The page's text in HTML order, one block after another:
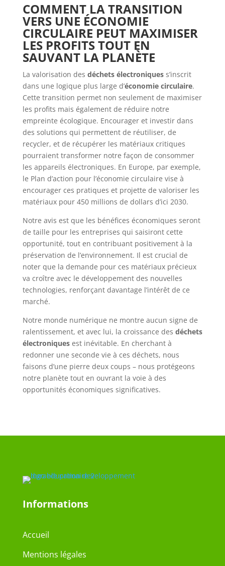
COMMENT LA TRANSITION
VERS UNE ÉCONOMIE
CIRCULAIRE PEUT MAXIMISER
LES PROFITS TOUT EN
SAUVANT LA PLANÈTE
La valorisation des déchets électroniquess’inscrit
dans une logique plus large d’économie circulaire.
Cette transition permet non seulement de maximiser
les profits mais également de réduire notre
empreinte écologique. Encourager et investir dans
des solutions qui permettent de réutiliser, de
recycler, et de récupérer les matériaux critiques
pourraient transformer notre façon de consommer
les appareils électroniques. En Europe, par exemple,
le Plan d’action pour l’économie circulaire vise à
encourager ces pratiques et projette de valoriser les
matériaux pour 450 millions de dollars d’ici 2030.
Notre avis est que les bénéfices économiques seront
de taille pour les entreprises qui saisiront cette
opportunité, tout en contribuant positivement à la
préservation de l’environnement. Il est crucial de
noter que la demande pour ces matériaux précieux
va croître avec le développement des nouvelles
technologies, renforçant davantage l’intérêt de ce
marché.
Notre monde numérique ne montre aucun signe de
ralentissement, et avec lui, la croissance des déchets
électroniquesest inévitable. En cherchant à
redonner une seconde vie à ces déchets, nous
faisons d’une pierre deux coups – nous protégeons
notre planète tout en ouvrant la voie à des
opportunités économiques significatives.
Informations
Accueil
Mentions légales